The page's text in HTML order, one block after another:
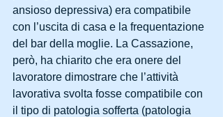
ansioso depressiva) era compatibile
con l’uscita di casa e la frequentazione
del bar della moglie. La Cassazione,
però, ha chiarito che era onere del
lavoratore dimostrare che l’attività
lavorativa svolta fosse compatibile con
il tipo di patologia sofferta (patologia